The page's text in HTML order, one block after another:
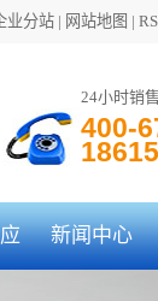
业分站 | 网站地图 |
24小时销
400-
新闻中心